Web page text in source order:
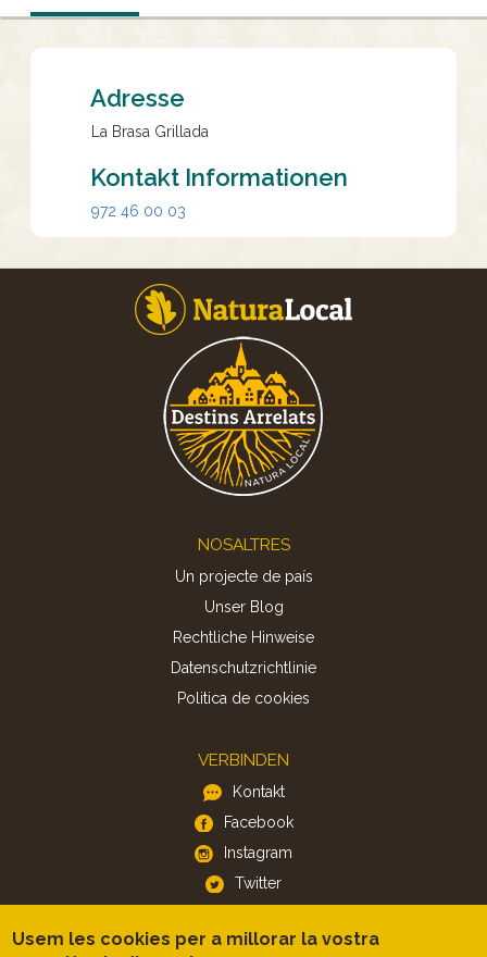
Adresse
La Brasa Grillada
Kontakt Informationen
972 46 00 03
NOSALTRES
Un projecte de país
Unser Blog
Rechtliche Hinweise
Datenschutzrichtlinie
Politica de cookies
VERBINDEN
Kontakt
Facebook
Instagram
Twitter
APP
Usem les cookies per a millorar la vostra